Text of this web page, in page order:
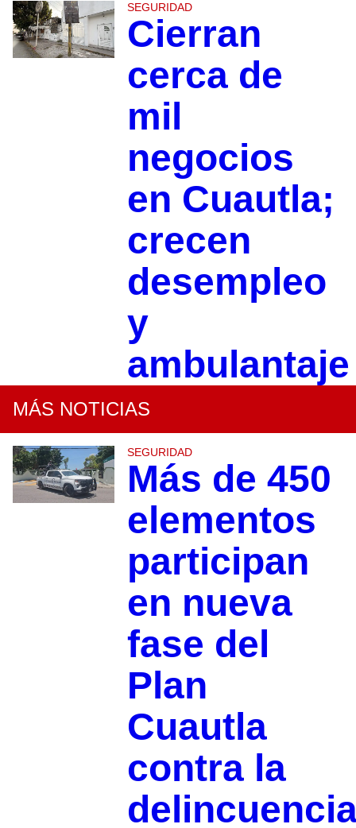
SEGURIDAD
Cierran
cerca de
mil
negocios
en Cuautla;
crecen
desempleo
y
ambulantaje
MÁS NOTICIAS
SEGURIDAD
Más de 450
elementos
participan
en nueva
fase del
Plan
Cuautla
contra la